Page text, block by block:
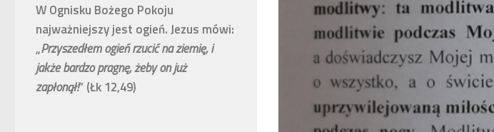
W Ognisku Bożego Pokoju
najważniejszy jest ogień. Jezus mówi:
„Przyszedłem ogień rzucić na ziemię, i
jakże bardzo pragnę, żeby on już
zapłonął!” (Łk 12,49)